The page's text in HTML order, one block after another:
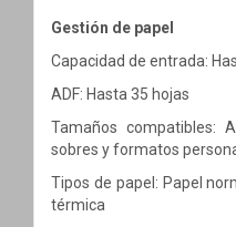
Gestión de papel
Capacidad de entrada:
ADF: Hasta 35 hojas
Tamaños compatibles:
sobres y formatos
Tipos de papel: Papel
térmica